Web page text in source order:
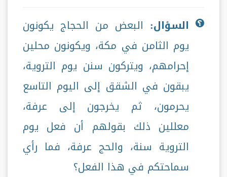
السؤال: البعض من الحجاج يكونون
يوم الثامن في مكة، ويكونون محلين
إحرامهم، ويتركون سنن يوم التروية،
يبقون في الشقق إلى اليوم التاسع
يحرمون، ثم يخرجون إلى عرفة،
معللين ذلك بقولهم أن فعل يوم
التروية سنة، والحج عرفة، فما رأي
سماحتكم في هذا الفعل؟